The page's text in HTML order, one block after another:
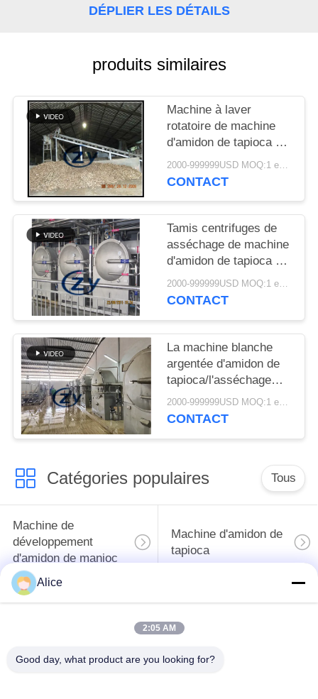
DU
SITE
PRIVACY
POLICY
DÉPLIER LES DÉTAILS
produits similaires
Machine à laver
rotatoire de machine
d'amidon de tapioca de
grande
capacité/tambour
2000-999999USD MOQ:1 ensemble
CONTACT
Tamis centrifuges de
asséchage de machine
d'amidon de tapioca de
fibre multifonctionnels 2000-999999USD MOQ:1 ensemble
CONTACT
La machine blanche
argentée d'amidon de
tapioca/l'asséchage
tamise fonctionnel
multi
2000-999999USD MOQ:1 ensemble
CONTACT
Catégories populaires Tous
Machine de
développement
d'amidon de manioc
Machine d'amidon de
tapioca
Machine de
farine de manioc
Alice
2:05 AM
Good day, what product are you looking for?